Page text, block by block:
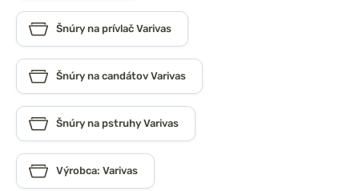
Šnúry na prívlač Varivas
Šnúry na candátov Varivas
Šnúry na pstruhy Varivas
Výrobca: Varivas